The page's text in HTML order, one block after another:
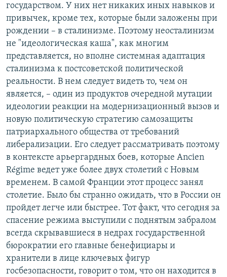
государством. У них нет никаких иных навыков и
привычек, кроме тех, которые были заложены при
рождении – в сталинизме. Поэтому неосталинизм
не "идеологическая каша", как многим
представляется, но вполне системная адаптация
сталинизма к постсоветской политической
реальности. В нем следует видеть то, чем он
является, – один из продуктов очередной мутации
идеологии реакции на модернизационный вызов и
новую политическую стратегию самозащиты
патриархального общества от требований
либерализации. Его следует рассматривать поэтому
в контексте арьергардных боев, которые Ancien
Régime ведет уже более двух столетий с Новым
временем. В самой Франции этот процесс занял
столетие. Было бы странно ожидать, что в России он
пройдет легче или быстрее. Тот факт, что сегодня за
спасение режима выступили с поднятым забралом
всегда скрывавшиеся в недрах государственной
бюрократии его главные бенефициары и
хранители в лице ключевых фигур
госбезопасности, говорит о том, что он находится в